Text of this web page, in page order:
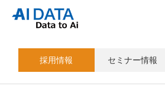
採用情報 セミナー情報